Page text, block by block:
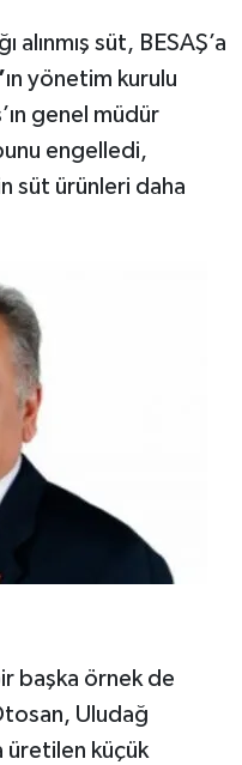
alınmış süt, BESAŞ’a
ın yönetim kurulu
’ın genel müdür
engelledi,
süt ürünleri daha
başka örnek de
Uludağ
üretilen küçük